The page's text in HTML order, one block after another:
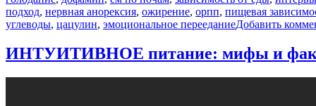
подход, нервная анорексия, ожирение, орпп, пищевая
углеводы, цацулин, эмоциональное перееданиеДобавить
ИНТУИТИВНОЕ питание: мифы и